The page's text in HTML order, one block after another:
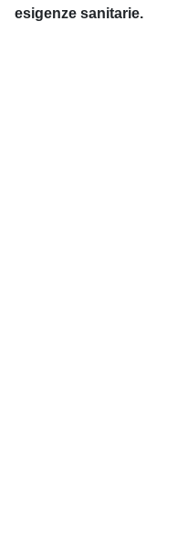
esigenze sanitarie.